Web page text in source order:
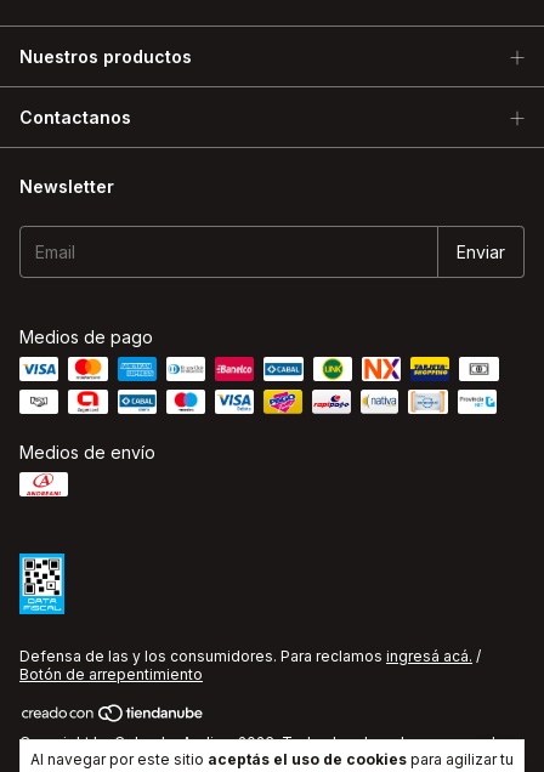
Al navegar por este sitio aceptás el uso de cookies para agilizar tu
Nuestros productos
Contactanos
Newsletter
Medios de pago
Medios de envío
Defensa de las y los consumidores. Para reclamos ingresá acá. /
Botón de arrepentimiento
Copyright La Cobacha Audio - 2026. Todos los derechos reservados.